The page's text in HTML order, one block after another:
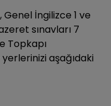
İngilizce 1 ve
sınavları 7
Topkapı
aşağıdaki